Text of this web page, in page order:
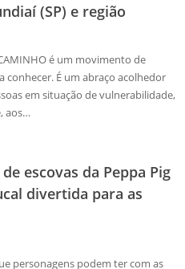
(SP) e região
CAMINHO é um movimento de
conhecer. É um abraço acolhedor
em situação de vulnerabilidade,
aos…
escovas da Peppa Pig
divertida para as
personagens podem ter com as